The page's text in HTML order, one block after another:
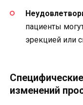
пациенты
эрекцией или
изменений